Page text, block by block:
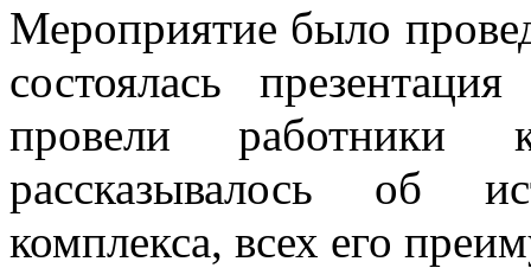
Мероприятие было
состоялась
провели работники
рассказывалось об
комплекса, всех его